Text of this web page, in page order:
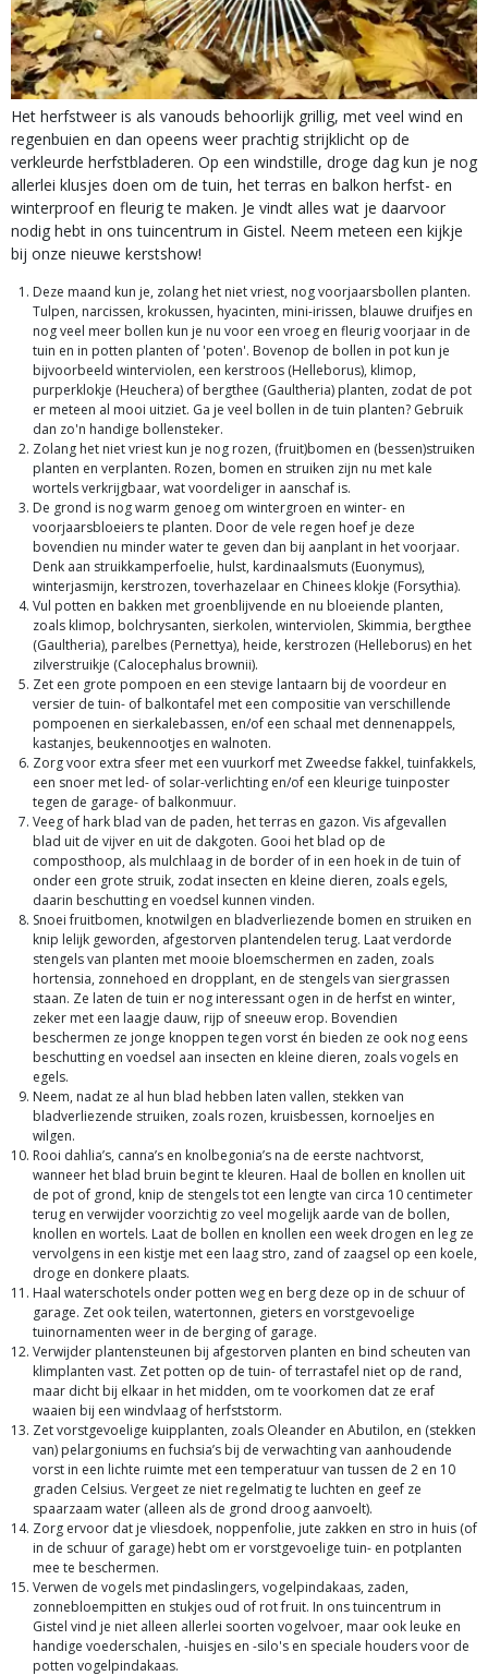
Het herfstweer is als vanouds behoorlijk grillig, met veel wind en
regenbuien en dan opeens weer prachtig strijklicht op de
verkleurde herfstbladeren. Op een windstille, droge dag kun je nog
allerlei klusjes doen om de tuin, het terras en balkon herfst- en
winterproof en fleurig te maken. Je vindt alles wat je daarvoor
nodig hebt in ons tuincentrum in Gistel. Neem meteen een kijkje
bij onze nieuwe kerstshow!
Deze maand kun je, zolang het niet vriest, nog voorjaarsbollen planten.
Tulpen, narcissen, krokussen, hyacinten, mini-irissen, blauwe druifjes en
nog veel meer bollen kun je nu voor een vroeg en fleurig voorjaar in de
tuin en in potten planten of 'poten'. Bovenop de bollen in pot kun je
bijvoorbeeld winterviolen, een kerstroos (Helleborus), klimop,
purperklokje (Heuchera) of bergthee (Gaultheria) planten, zodat de pot
er meteen al mooi uitziet. Ga je veel bollen in de tuin planten? Gebruik
dan zo'n handige bollensteker.
Zolang het niet vriest kun je nog rozen, (fruit)bomen en (bessen)struiken
planten en verplanten. Rozen, bomen en struiken zijn nu met kale
wortels verkrijgbaar, wat voordeliger in aanschaf is.
De grond is nog warm genoeg om wintergroen en winter- en
voorjaarsbloeiers te planten. Door de vele regen hoef je deze
bovendien nu minder water te geven dan bij aanplant in het voorjaar.
Denk aan struikkamperfoelie, hulst, kardinaalsmuts (Euonymus),
winterjasmijn, kerstrozen, toverhazelaar en Chinees klokje (Forsythia).
Vul potten en bakken met groenblijvende en nu bloeiende planten,
zoals klimop, bolchrysanten, sierkolen, winterviolen, Skimmia, bergthee
(Gaultheria), parelbes (Pernettya), heide, kerstrozen (Helleborus) en het
zilverstruikje (Calocephalus brownii).
Zet een grote pompoen en een stevige lantaarn bij de voordeur en
versier de tuin- of balkontafel met een compositie van verschillende
pompoenen en sierkalebassen, en/of een schaal met dennenappels,
kastanjes, beukennootjes en walnoten.
Zorg voor extra sfeer met een vuurkorf met Zweedse fakkel, tuinfakkels,
een snoer met led- of solar-verlichting en/of een kleurige tuinposter
tegen de garage- of balkonmuur.
Veeg of hark blad van de paden, het terras en gazon. Vis afgevallen
blad uit de vijver en uit de dakgoten. Gooi het blad op de
composthoop, als mulchlaag in de border of in een hoek in de tuin of
onder een grote struik, zodat insecten en kleine dieren, zoals egels,
daarin beschutting en voedsel kunnen vinden.
Snoei fruitbomen, knotwilgen en bladverliezende bomen en struiken en
knip lelijk geworden, afgestorven plantendelen terug. Laat verdorde
stengels van planten met mooie bloemschermen en zaden, zoals
hortensia, zonnehoed en dropplant, en de stengels van siergrassen
staan. Ze laten de tuin er nog interessant ogen in de herfst en winter,
zeker met een laagje dauw, rijp of sneeuw erop. Bovendien
beschermen ze jonge knoppen tegen vorst én bieden ze ook nog eens
beschutting en voedsel aan insecten en kleine dieren, zoals vogels en
egels.
Neem, nadat ze al hun blad hebben laten vallen, stekken van
bladverliezende struiken, zoals rozen, kruisbessen, kornoeljes en
wilgen.
Rooi dahlia’s, canna’s en knolbegonia’s na de eerste nachtvorst,
wanneer het blad bruin begint te kleuren. Haal de bollen en knollen uit
de pot of grond, knip de stengels tot een lengte van circa 10 centimeter
terug en verwijder voorzichtig zo veel mogelijk aarde van de bollen,
knollen en wortels. Laat de bollen en knollen een week drogen en leg ze
vervolgens in een kistje met een laag stro, zand of zaagsel op een koele,
droge en donkere plaats.
Haal waterschotels onder potten weg en berg deze op in de schuur of
garage. Zet ook teilen, watertonnen, gieters en vorstgevoelige
tuinornamenten weer in de berging of garage.
Verwijder plantensteunen bij afgestorven planten en bind scheuten van
klimplanten vast. Zet potten op de tuin- of terrastafel niet op de rand,
maar dicht bij elkaar in het midden, om te voorkomen dat ze eraf
waaien bij een windvlaag of herfststorm.
Zet vorstgevoelige kuipplanten, zoals Oleander en Abutilon, en (stekken
van) pelargoniums en fuchsia’s bij de verwachting van aanhoudende
vorst in een lichte ruimte met een temperatuur van tussen de 2 en 10
graden Celsius. Vergeet ze niet regelmatig te luchten en geef ze
spaarzaam water (alleen als de grond droog aanvoelt).
Zorg ervoor dat je vliesdoek, noppenfolie, jute zakken en stro in huis (of
in de schuur of garage) hebt om er vorstgevoelige tuin- en potplanten
mee te beschermen.
Verwen de vogels met pindaslingers, vogelpindakaas, zaden,
zonnebloempitten en stukjes oud of rot fruit. In ons tuincentrum in
Gistel vind je niet alleen allerlei soorten vogelvoer, maar ook leuke en
handige voederschalen, -huisjes en -silo's en speciale houders voor de
potten vogelpindakaas.